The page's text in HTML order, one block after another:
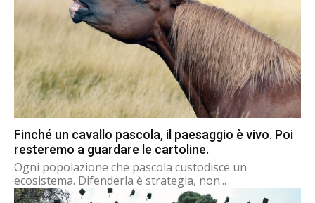
Finché un cavallo pascola, il paesaggio è vivo. Poi
resteremo a guardare le cartoline.
Ogni popolazione che pascola custodisce un
ecosistema. Difenderla è strategia, non...